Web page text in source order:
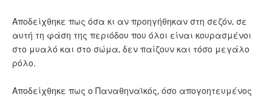
Αποδείχθηκε πως όσα κι αν προηγήθηκαν στη σεζόν, σε
αυτή τη φάση της περιόδου που όλοι είναι κουρασμένοι
στο μυαλό και στο σώμα, δεν παίζουν και τόσο μεγάλο
ρόλο.
Αποδείχθηκε πως ο Παναθηναϊκός, όσο απογοητευμένος